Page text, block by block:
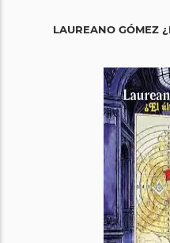
LAUREANO GÓMEZ